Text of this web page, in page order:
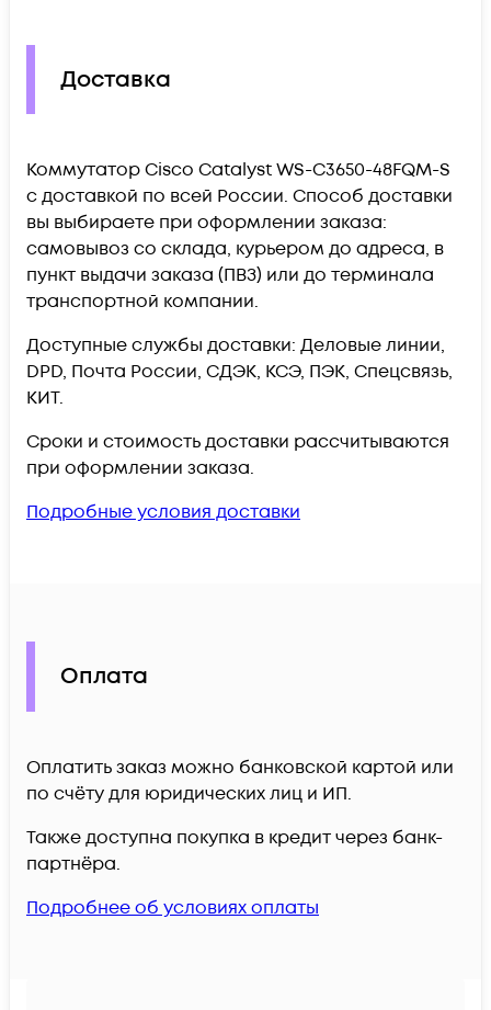
Доставка
Коммутатор Cisco Catalyst WS-C3650-48FQM-S
c доставкой по всей России. Способ доставки
вы выбираете при оформлении заказа:
самовывоз со склада, курьером до адреса, в
пункт выдачи заказа (ПВЗ) или до терминала
транспортной компании.
Доступные службы доставки: Деловые линии,
DPD, Почта России, СДЭК, КСЭ, ПЭК, Спецсвязь,
КИТ.
Сроки и стоимость доставки рассчитываются
при оформлении заказа.
Подробные условия доставки
Оплата
Оплатить заказ можно банковской картой или
по счёту для юридических лиц и ИП.
Также доступна покупка в кредит через банк-
партнёра.
Подробнее об условиях оплаты